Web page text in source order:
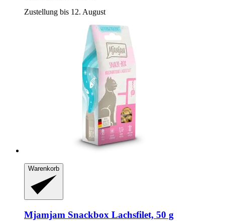
Zustellung bis 12. August
Warenkorb
Mjamjam Snackbox Lachsfilet, 50 g